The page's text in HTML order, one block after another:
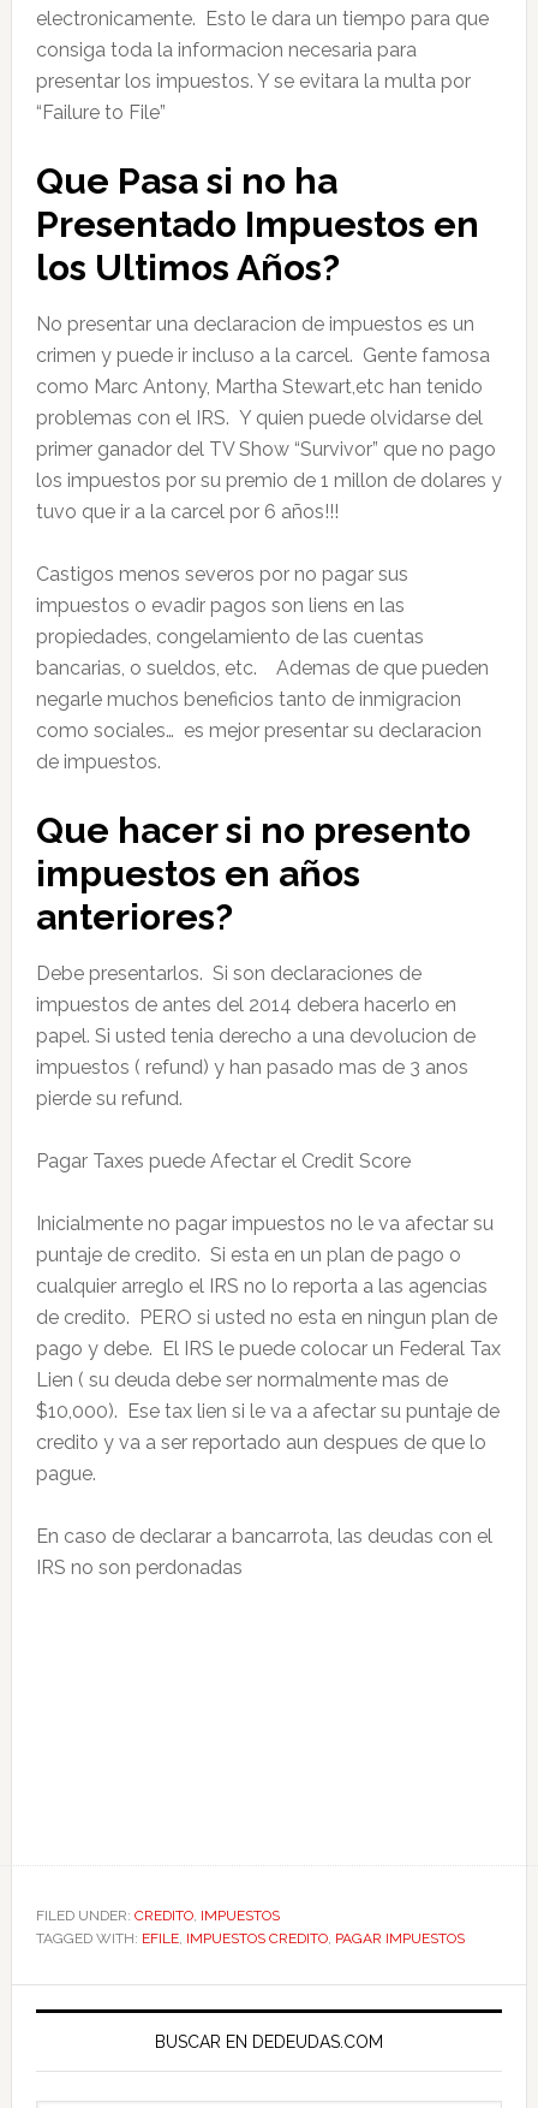
electronicamente. Esto le dara un tiempo para que
consiga toda la informacion necesaria para
presentar los impuestos. Y se evitara la multa por
“Failure to File”
Que Pasa si no ha
Presentado Impuestos en
los Ultimos Años?
No presentar una declaracion de impuestos es un
crimen y puede ir incluso a la carcel. Gente famosa
como Marc Antony, Martha Stewart,etc han tenido
problemas con el IRS. Y quien puede olvidarse del
primer ganador del TV Show “Survivor” que no pago
los impuestos por su premio de 1 millon de dolares y
tuvo que ir a la carcel por 6 años!!!
Castigos menos severos por no pagar sus
impuestos o evadir pagos son liens en las
propiedades, congelamiento de las cuentas
bancarias, o sueldos, etc. Ademas de que pueden
negarle muchos beneficios tanto de inmigracion
como sociales… es mejor presentar su declaracion
de impuestos.
Que hacer si no presento
impuestos en años
anteriores?
Debe presentarlos. Si son declaraciones de
impuestos de antes del 2014 debera hacerlo en
papel. Si usted tenia derecho a una devolucion de
impuestos ( refund) y han pasado mas de 3 anos
pierde su refund.
Pagar Taxes puede Afectar el Credit Score
Inicialmente no pagar impuestos no le va afectar su
puntaje de credito. Si esta en un plan de pago o
cualquier arreglo el IRS no lo reporta a las agencias
de credito. PERO si usted no esta en ningun plan de
pago y debe. El IRS le puede colocar un Federal Tax
Lien ( su deuda debe ser normalmente mas de
$10,000). Ese tax lien si le va a afectar su puntaje de
credito y va a ser reportado aun despues de que lo
pague.
En caso de declarar a bancarrota, las deudas con el
IRS no son perdonadas
FILED UNDER: CREDITO, IMPUESTOS
TAGGED WITH: EFILE, IMPUESTOS CREDITO, PAGAR IMPUESTOS
Primary
BUSCAR EN DEDEUDAS.COM